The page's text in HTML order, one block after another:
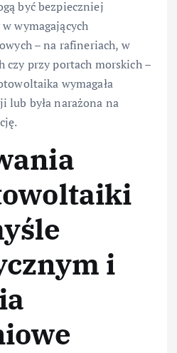
być bezpieczniej
wymagających
– na rafineriach, w
czy przy portach morskich –
wymagała
lub była narażona na
i